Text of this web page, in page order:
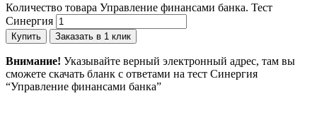
Количество товара Управление финансами банка. Тест
Синергия
Купить Заказать в 1 клик
Внимание! Указывайте верный электронный адрес, там вы
сможете скачать бланк с ответами на тест Синергия
“Управление финансами банка”